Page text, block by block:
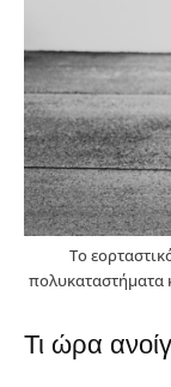
Το
πολυκαταστήματα
Τι ώρα